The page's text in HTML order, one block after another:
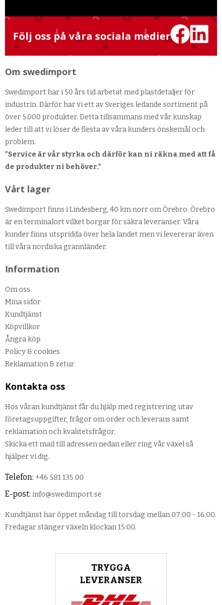
Följ oss på våra sociala medier
Om swedimport
Swedimport har i 50 års tid arbetat med plastdetaljer för
industrin. Därför har vi ett av Sveriges ledande sortiment på
över 5.000 produkter. Detta tillsammans med vår kunskap
leder till att vi löser de flesta av våra kunders önskemål och
problem.
"Service är vår styrka och därför kan ni räkna med att få
de produkter ni behöver."
Vårt lager
Swedimport finns i Lindesberg, 40 km norr om Örebro. Örebro
är en terminalort vilket borgar för säkra leveranser. Våra
kunder finns utspridda över hela landet men vi levererar även
till våra nordiska grannländer.
Information
Om oss
Mina sidor
Kundtjänst
Köpvillkor
Ångra köp
Policy & cookies
Reklamation & retur
Kontakta oss
Hos våran kundtjänst får du hjälp med registrering utav
företagsuppgifter, frågor om order och leverans samt
reklamation och kvalitetsfrågor.
Skicka ett mail till adressen nedan eller ring vår växel så
hjälper vi dig.
Telefon: +46 581 135 00
E-post: info@swedimport.se
Kundtjänst har öppet måndag till torsdag mellan 07:00 - 16:00.
Fredagar stänger växeln klockan 15:00.
TRYGGA
LEVERANSER